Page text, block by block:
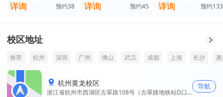
详询 预约38 详询 预约45 详询 预约133
校区地址
推荐 杭州 深圳 广州 佛山 武汉 成都 上海 长沙
杭州黄龙校区
浙江省杭州市西湖区古翠路108号（古翠路地铁站D口
导航